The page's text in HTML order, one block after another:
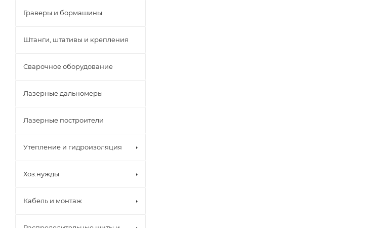
Граверы и бормашины
Штанги, штативы и крепления
Сварочное оборудование
Лазерные дальномеры
Лазерные построители
Утепление и гидроизоляция
Хоз.нужды
Кабель и монтаж